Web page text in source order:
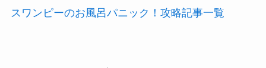
スワンピーのお風呂パニック！攻略記事一覧